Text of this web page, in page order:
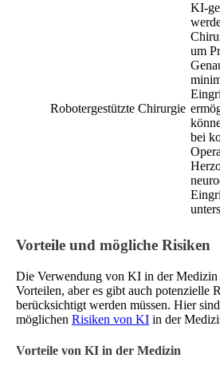
Robotergestützte Chirurgie
KI-
um
bei
Vorteile und mögliche Risiken
Die Verwendung von KI in der Medizin
Vorteilen, aber es gibt auch potenzielle
berücksichtigt werden müssen. Hier
möglichen Risiken von KI in der
Vorteile von KI in der Medizin